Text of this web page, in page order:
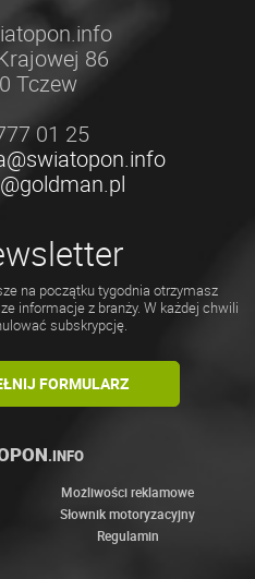
86
Tczew
01 25
na początku tygodnia otrzymasz
informacje z branży. W każdej chwili
subskrypcję.
FORMULARZ
.INFO
Możliwości reklamowe
Słownik motoryzacyjny
Regulamin